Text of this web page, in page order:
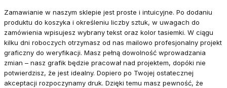
Zamawianie w naszym sklepie jest proste i intuicyjne. Po dodaniu
produktu do koszyka i określeniu liczby sztuk, w uwagach do
zamówienia wpisujesz wybrany tekst oraz kolor tasiemki. W ciągu
kilku dni roboczych otrzymasz od nas mailowo profesjonalny projekt
graficzny do weryfikacji. Masz pełną dowolność wprowadzania
zmian – nasz grafik będzie pracował nad projektem, dopóki nie
potwierdzisz, że jest idealny. Dopiero po Twojej ostatecznej
akceptacji rozpoczynamy druk. Dzięki temu masz pewność, że